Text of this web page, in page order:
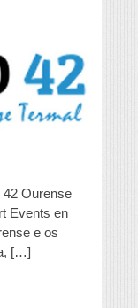
42 Ourense
Events en
e os
[…]